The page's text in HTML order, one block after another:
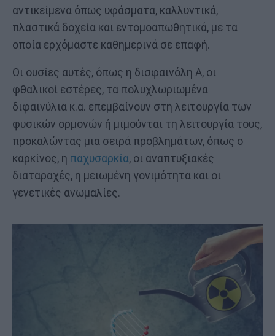
αντικείμενα όπως υφάσματα, καλλυντικά,
πλαστικά δοχεία και εντομοαπωθητικά, με τα
οποία ερχόμαστε καθημερινά σε επαφή.
Οι ουσίες αυτές, όπως η δισφαινόλη Α, οι
φθαλικοί εστέρες, τα πολυχλωριωμένα
διφαινύλια κ.α. επεμβαίνουν στη λειτουργία των
φυσικών ορμονών ή μιμούνται τη λειτουργία τους,
προκαλώντας μια σειρά προβλημάτων, όπως ο
καρκίνος, η παχυσαρκία, οι αναπτυξιακές
διαταραχές, η μειωμένη γονιμότητα και οι
γενετικές ανωμαλίες.